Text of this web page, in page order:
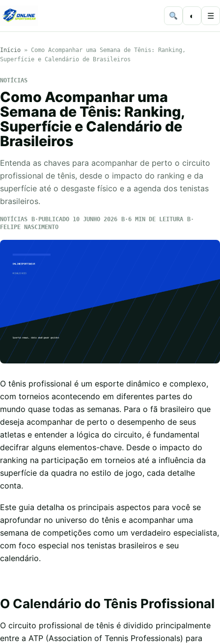
◐ ☰
Início » Como Acompanhar uma Semana de Tênis: Ranking,
Superfície e Calendário de Brasileiros
NOTÍCIAS
Como Acompanhar uma
Semana de Tênis: Ranking,
Superfície e Calendário de
Brasileiros
Entenda as chaves para acompanhar de perto o circuito
profissional de tênis, desde o impacto do ranking e da
superfície até o desgaste físico e a agenda dos tenistas
brasileiros.
NOTÍCIAS PUBLICADO 10 JUNHO 2026
6 MIN DE LEITURA
FELIPE NASCIMENTO
O tênis profissional é um esporte dinâmico e complexo,
com torneios acontecendo em diferentes partes do
mundo quase todas as semanas. Para o fã brasileiro que
deseja acompanhar de perto o desempenho de seus
atletas e entender a lógica do circuito, é fundamental
decifrar alguns elementos-chave. Desde o impacto do
ranking na participação em torneios até a influência da
superfície da quadra no estilo de jogo, cada detalhe
conta.
Este guia detalha os principais aspectos para você se
aprofundar no universo do tênis e acompanhar uma
semana de competições como um verdadeiro especialista,
com foco especial nos tenistas brasileiros e seu
calendário.
O Calendário do Tênis Profissional
O circuito profissional de tênis é dividido principalmente
entre a ATP (Association of Tennis Professionals) para